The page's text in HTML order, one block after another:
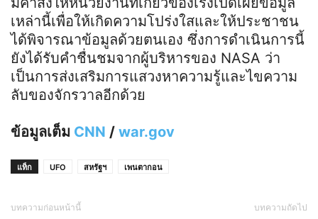
เหล่านี้เพื่อให้เกิดความโปร่งใสและให้ประชาชน
ได้พิจารณาข้อมูลด้วยตนเอง ซึ่งการดำเนินการนี้
ยังได้รับคำชื่นชมจากผู้บริหารของ NASA ว่า
เป็นการส่งเสริมการแสวงหาความรู้และไขความ
ลับของจักรวาลอีกด้วย
ข้อมูลเต็ม CNN / war.gov
แท็ก UFO สหรัฐฯ เพนตากอน
บทความก่อนหน้านี้ บทความถัดไป